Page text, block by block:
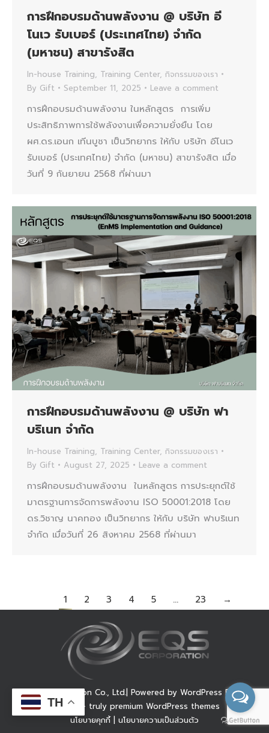
การฝึกอบรมด้านพลังงาน @ บริษัท อี
โนเว รับเบอร์ (ประเทศไทย) จำกัด
(มหาชน) สาขารังสิต
In-house Training, Training Center, กิจกรรมของเรา
By Gift September 11, 2025 Leave a comment
การฝึกอบรมด้านพลังงาน ในหลักสูตร การเพิ่ม
ประสิทธิภาพการใช้พลังงานเพื่อความยั่งยืน โดย
ผศ.ดร.เอนก เทีนบูชา เป็นวิทยากร ให้กับ บริษัท อีโนเว
รับเบอร์ (ประเทศไทย) จำกัด (มหาชน) สาขารังสิต เมื่อ
วันที่ 9 กันยายน 2568 ที่ผ่านมา
การฝึกอบรมด้านพลังงาน @ บริษัท ฟา
บริเนท จำกัด
In-house Training, Training Center, กิจกรรมของเรา
By Gift August 27, 2025 Leave a comment
การฝึกอบรมด้านพลังงาน ในหลักสูตร การประยุกต์ใช้
มาตรฐานการจัดการพลังงาน ISO 50001:2018 โดย
ดร.วิชาญ นาคทอง เป็นวิทยากร ให้กับ บริษัท ฟาบริเนท
จำกัด เมื่อวันที่ 26 สิงหาคม 2568 ที่ผ่านมา
1 2 3 4 5 … 23 →
© EQS Corporation Co., Ltd.| Powered by WordPress Dream-
Theme — truly premium WordPress themes
นโยบายคุกกี้| นโยบายความเป็นส่วนตัว
TH